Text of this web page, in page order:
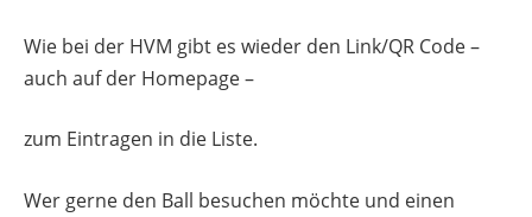
Wie bei der HVM gibt es wieder den Link/QR Code –
auch auf der Homepage –
zum Eintragen in die Liste.
Wer gerne den Ball besuchen möchte und einen